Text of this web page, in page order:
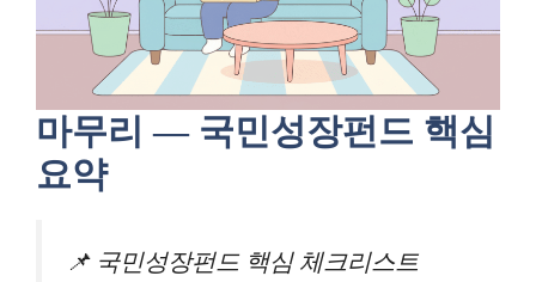
마무리 — 국민성장펀드 핵심
요약
📌 국민성장펀드 핵심 체크리스트